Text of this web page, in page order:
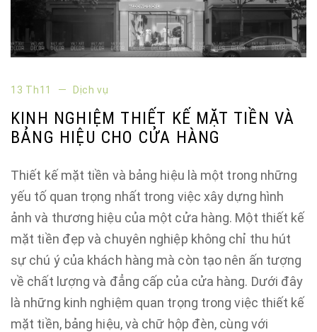
13 Th11 Dịch vụ
KINH NGHIỆM THIẾT KẾ MẶT TIỀN VÀ
BẢNG HIỆU CHO CỬA HÀNG
Thiết kế mặt tiền và bảng hiệu là một trong những
yếu tố quan trọng nhất trong việc xây dựng hình
ảnh và thương hiệu của một cửa hàng. Một thiết kế
mặt tiền đẹp và chuyên nghiệp không chỉ thu hút
sự chú ý của khách hàng mà còn tạo nên ấn tượng
về chất lượng và đẳng cấp của cửa hàng. Dưới đây
là những kinh nghiệm quan trọng trong việc thiết kế
mặt tiền, bảng hiệu, và chữ hộp đèn, cùng với